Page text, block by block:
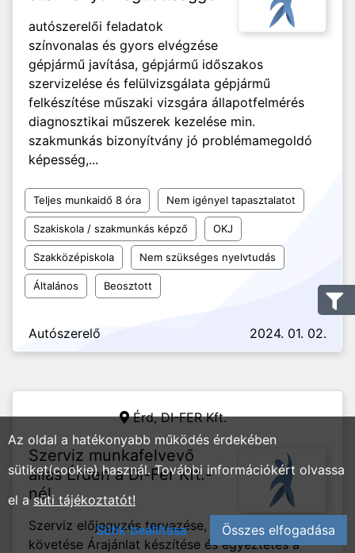
autószerelői feladatok
színvonalas és gyors elvégzése
gépjármű javítása, gépjármű időszakos
szervizelése és felülvizsgálata gépjármű
felkészítése műszaki vizsgára állapotfelmérés
diagnosztikai műszerek kezelése min.
szakmunkás bizonyítvány jó problémamegoldó
képesség,...
Teljes munkaidő 8 óra Nem igényel tapasztalatot
Szakiskola / szakmunkás képző OKJ
Szakközépiskola Nem szükséges nyelvtudás
Általános Beosztott
Autószerelő 2024. 01. 02.
Érd,DI-FER Kft.
Szerviz munkafelvevő
állás Érden a Di-Fer Kft.-
nél
Szerviz előjegyzés tervezése,
követése Árajánlat készítése és egyeztetés a
Az oldal a hatékonyabb működés érdekében
sütiket(cookie) használ. További információkért olvassa
el a süti tájékoztatót!
Sütik beállítása
Összes elfogadása